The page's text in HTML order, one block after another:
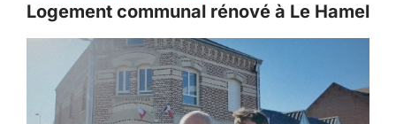
Logement communal rénové à Le Hamel